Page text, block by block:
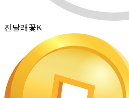
진달래꽃K